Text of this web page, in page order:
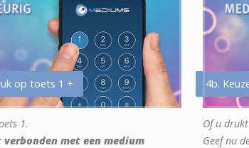
op toets 1 +
1.
met een medium
4b.
Of u
Geef nu